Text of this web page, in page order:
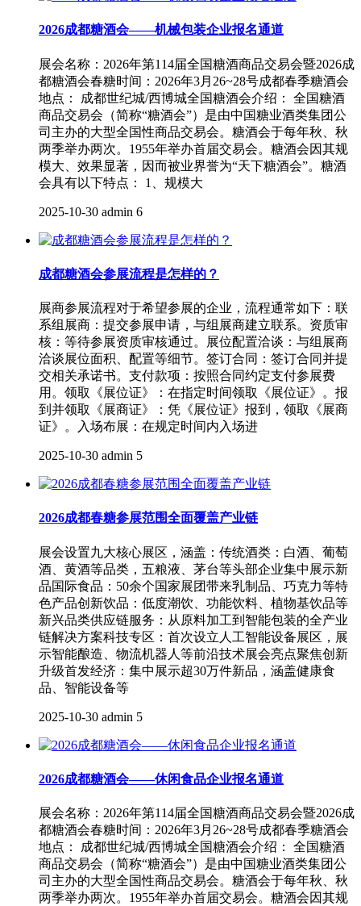
2026成都糖酒会——机械包装企业报名通道
展会名称：2026年第114届全国糖酒商品交易会暨2026成
都糖酒会春糖时间：2026年3月26~28号成都春季糖酒会
地点： 成都世纪城/西博城全国糖酒会介绍： 全国糖酒
商品交易会（简称“糖酒会”）是由中国糖业酒类集团公
司主办的大型全国性商品交易会。糖酒会于每年秋、秋
两季举办两次。1955年举办首届交易会。糖酒会因其规
模大、效果显著，因而被业界誉为“天下糖酒会”。糖酒
会具有以下特点： 1、规模大
2025-10-30 admin 6
成都糖酒会参展流程是怎样的？
展商参展流程对于希望参展的企业，流程通常如下：‌联
系组展商‌：提交参展申请，与组展商建立联系。‌资质审
核‌：等待参展资质审核通过。‌展位配置洽谈‌：与组展商
洽谈展位面积、配置等细节。‌签订合同‌：签订合同并提
交相关承诺书。‌支付款项‌：按照合同约定支付参展费
用。‌领取《展位证》‌：在指定时间领取《展位证》。‌报
到并领取《展商证》‌：凭《展位证》报到，领取《展商
证》。‌入场布展‌：在规定时间内入场进
2025-10-30 admin 5
2026成都春糖参展范围全面覆盖产业链
展会设置九大核心展区，涵盖：传统酒类：白酒、葡萄
酒、黄酒等品类，五粮液、茅台等头部企业集中展示新
品国际食品：50余个国家展团带来乳制品、巧克力等特
色产品创新饮品：低度潮饮、功能饮料、植物基饮品等
新兴品类供应链服务：从原料加工到智能包装的全产业
链解决方案科技专区：首次设立人工智能设备展区，展
示智能酿造、物流机器人等前沿技术展会亮点聚焦创新
升级首发经济：集中展示超30万件新品，涵盖健康食
品、智能设备等
2025-10-30 admin 5
2026成都糖酒会——休闲食品企业报名通道
展会名称：2026年第114届全国糖酒商品交易会暨2026成
都糖酒会春糖时间：2026年3月26~28号成都春季糖酒会
地点： 成都世纪城/西博城全国糖酒会介绍： 全国糖酒
商品交易会（简称“糖酒会”）是由中国糖业酒类集团公
司主办的大型全国性商品交易会。糖酒会于每年秋、秋
两季举办两次。1955年举办首届交易会。糖酒会因其规